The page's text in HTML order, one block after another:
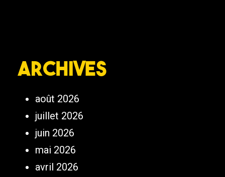
Archives
août 2026
juillet 2026
juin 2026
mai 2026
avril 2026